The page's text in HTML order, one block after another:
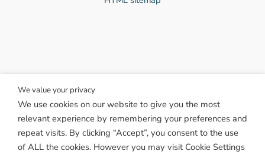
Facebook
Instagram
Twitter
TikTok
We value your privacy
We use cookies on our website to give you the most
relevant experience by remembering your preferences and
repeat visits. By clicking “Accept”, you consent to the use
of ALL the cookies. However you may visit Cookie Settings